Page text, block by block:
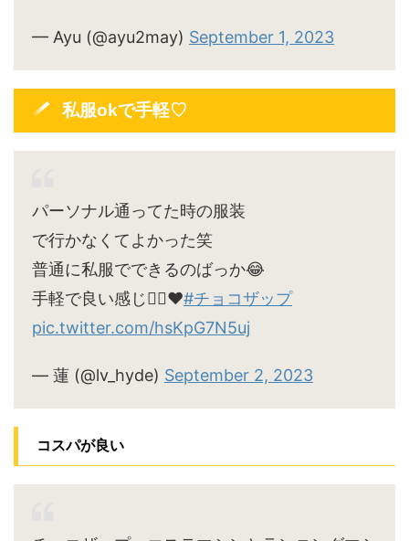
— Ayu (@ayu2may) September 1, 2023
私服okで手軽♡
パーソナル通ってた時の服装
で行かなくてよかった笑
普通に私服でできるのばっか😂
手軽で良い感じ🙆‍♀️♥#チョコザップ
pic.twitter.com/hsKpG7N5uj
— 蓮 (@lv_hyde) September 2, 2023
コスパが良い